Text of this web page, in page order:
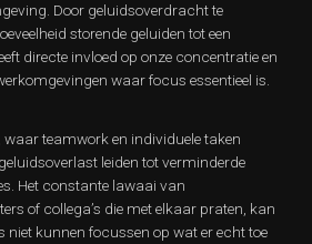
Door geluidsoverdracht te
storende geluiden tot een
directe invloed op onze concentratie en
waar focus essentieel is.
waar teamwork en individuele taken
leiden tot verminderde
Het constante lawaai van
of collega’s die met elkaar praten, kan
niet kunnen focussen op wat er echt toe